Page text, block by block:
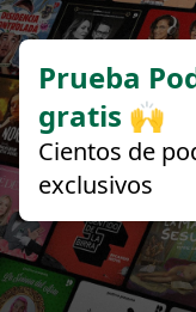
Prueba
gratis 🙌
Cientos de
exclusivos